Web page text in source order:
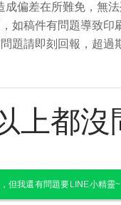
偏差在所難免，無法
如稿件有問題導致印
題請即刻回報，超過
上都沒
但我還有問題要LINE小精靈